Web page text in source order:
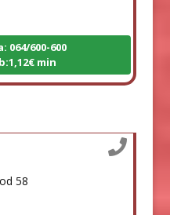
600-600
min
58